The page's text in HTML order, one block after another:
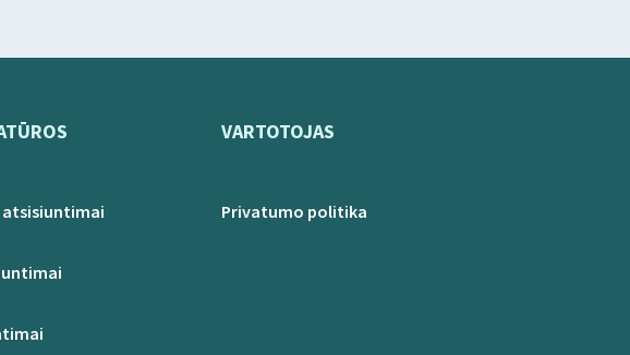
atsisiuntimai
VARTOTOJAS
Privatumo politika